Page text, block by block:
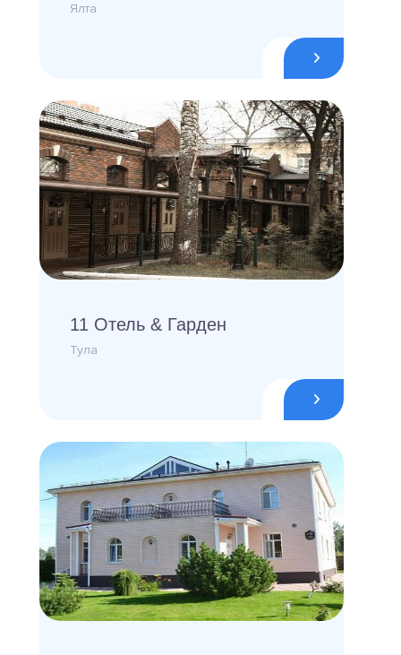
Ялта
11 Отель & Гарден
Тула